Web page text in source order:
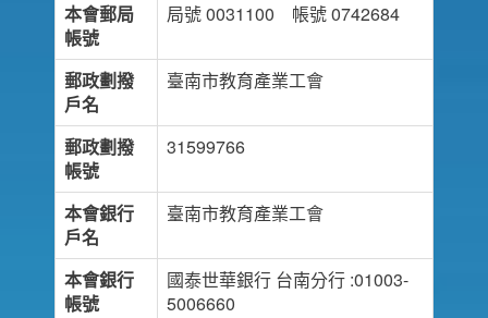
本會郵局
帳號
局號 0031100 帳號 0742684
郵政劃撥
戶名
臺南市教育產業工會
郵政劃撥
帳號
31599766
本會銀行
戶名
臺南市教育產業工會
本會銀行
帳號
國泰世華銀行 台南分行 :01003-
5006660